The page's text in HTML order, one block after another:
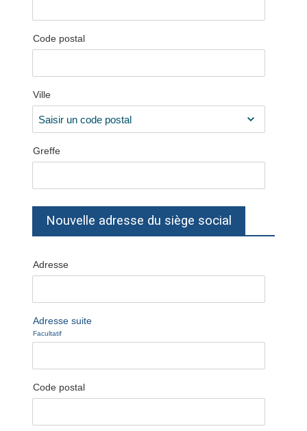
Code postal
Ville
Greffe
Nouvelle adresse du siège social
Adresse
Adresse suite
Facultatif
Code postal